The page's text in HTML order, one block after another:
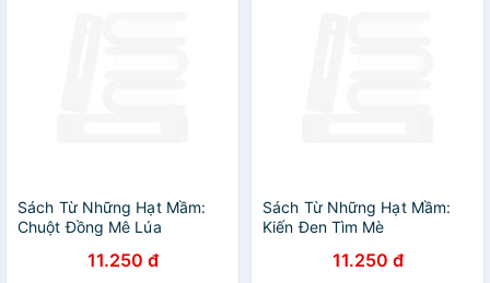
Sách Từ Những Hạt Mầm:
Chuột Đồng Mê Lúa
11.250 đ
Sách Từ Những Hạt Mầm:
Kiến Đen Tìm Mè
11.250 đ